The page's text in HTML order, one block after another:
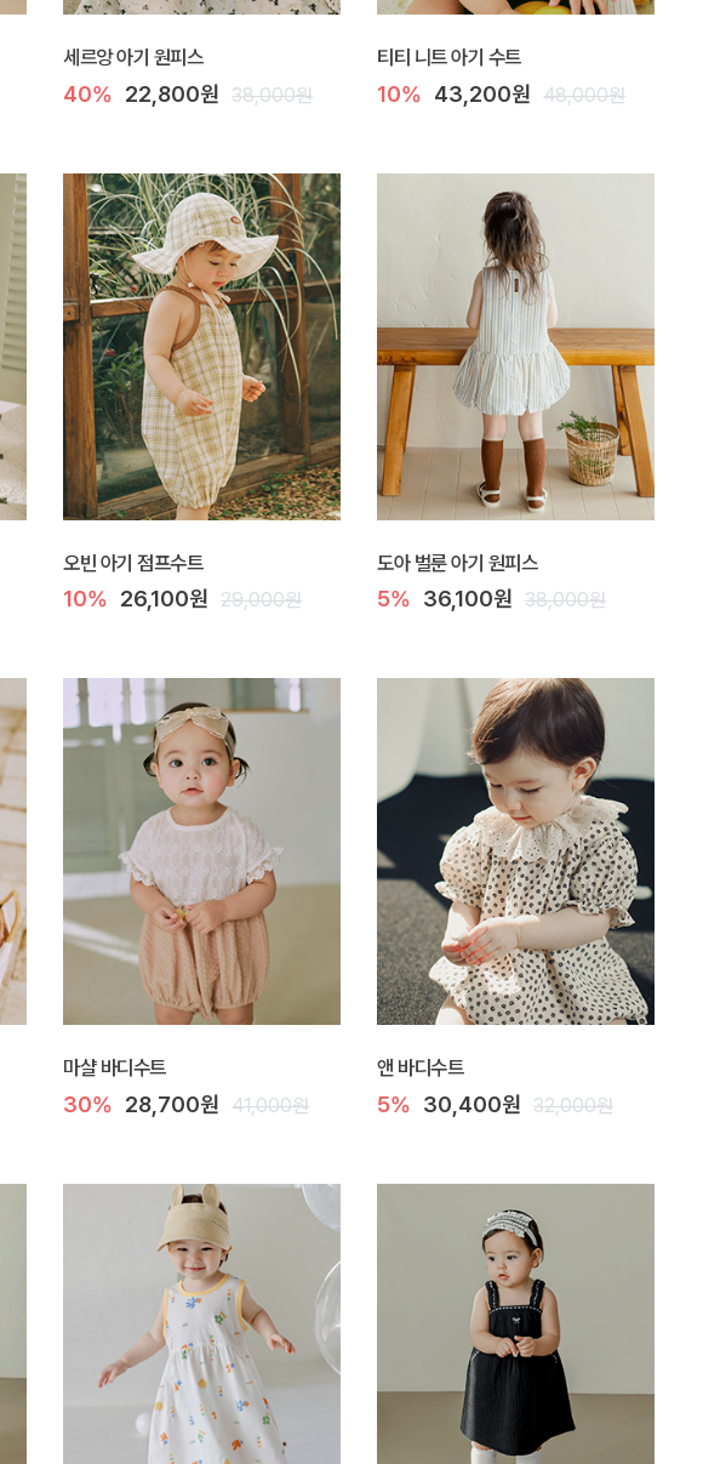
세르앙 아기 원피스
40% 22,800원 38,000원
티티 니트 아기 수트
10% 43,200원 48,000원
오빈 아기 점프수트
10% 26,100원 29,000원
도아 벌룬 아기 원피스
5% 36,100원 38,000원
마샬 바디수트
30% 28,700원 41,000원
앤 바디수트
5% 30,400원 32,000원